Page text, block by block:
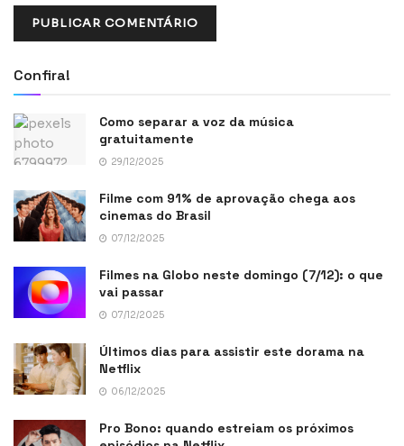
Confira!
Como separar a voz da música
gratuitamente
29/12/2025
Filme com 91% de aprovação chega aos
cinemas do Brasil
07/12/2025
Filmes na Globo neste domingo (7/12): o que
vai passar
07/12/2025
Últimos dias para assistir este dorama na
Netflix
06/12/2025
Pro Bono: quando estreiam os próximos